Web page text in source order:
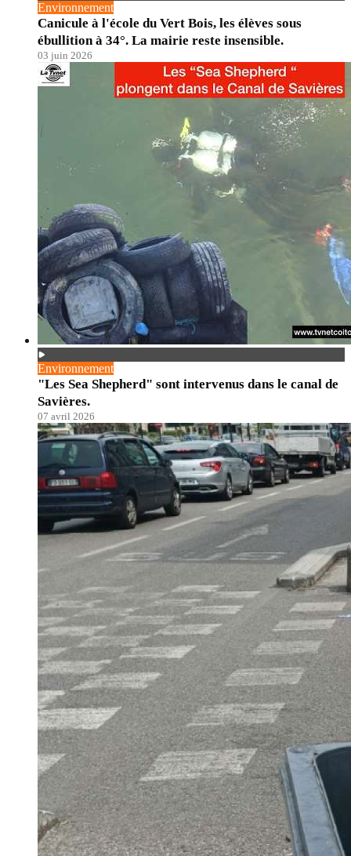
Environnement
Canicule à l'école du Vert Bois, les élèves sous
ébullition à 34°. La mairie reste insensible.
03 juin 2026
Environnement
"Les Sea Shepherd" sont intervenus dans le canal de
Savières.
07 avril 2026